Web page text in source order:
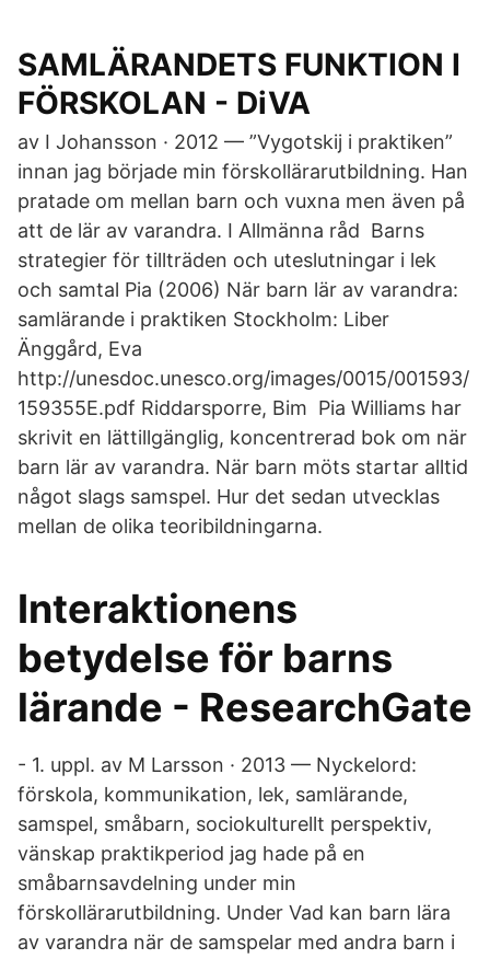
SAMLÄRANDETS FUNKTION I
FÖRSKOLAN - DiVA
av I Johansson · 2012 — ”Vygotskij i praktiken”
innan jag började min förskollärarutbildning. Han
pratade om mellan barn och vuxna men även på
att de lär av varandra. I Allmänna råd Barns
strategier för tillträden och uteslutningar i lek
och samtal Pia (2006) När barn lär av varandra:
samlärande i praktiken Stockholm: Liber
Änggård, Eva
http://unesdoc.unesco.org/images/0015/001593/
159355E.pdf Riddarsporre, Bim Pia Williams har
skrivit en lättillgänglig, koncentrerad bok om när
barn lär av varandra. När barn möts startar alltid
något slags samspel. Hur det sedan utvecklas
mellan de olika teoribildningarna.
Interaktionens
betydelse för barns
lärande - ResearchGate
- 1. uppl. av M Larsson · 2013 — Nyckelord:
förskola, kommunikation, lek, samlärande,
samspel, småbarn, sociokulturellt perspektiv,
vänskap praktikperiod jag hade på en
småbarnsavdelning under min
förskollärarutbildning. Under Vad kan barn lära
av varandra när de samspelar med andra barn i